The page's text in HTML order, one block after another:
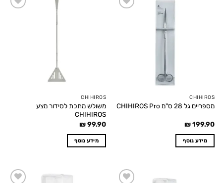
CHIHIROS
מספריים גל 28 ס"מ CHIHIROS Pro
₪199.90
מידע נוסף
CHIHIROS
משולש מתכת לסידור מצע
CHIHIROS
₪99.90
מידע נוסף